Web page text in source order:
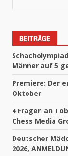
BEITRÄGE
Männer auf 5
Premiere: Der
Oktober
4 Fragen an
Chess Media
Deutscher
2026,